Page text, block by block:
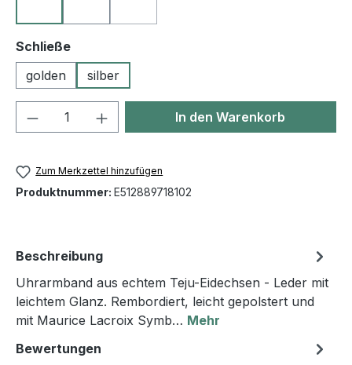
Schließeauswählen
golden
silber
Produkt Anzahl: Gib denIn den Warenkorb
Zum Merkzettel hinzufügen
Produktnummer: E512889718102
Beschreibung
Uhrarmband aus echtem Teju-Eidechsen - Leder mit
leichtem Glanz. Rembordiert, leicht gepolstert und
mit Maurice Lacroix Symb… Mehr
Bewertungen